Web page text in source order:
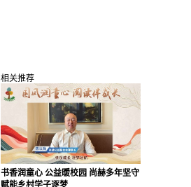
相关推荐
书香润童心 公益暖校园 尚赫多年坚守
赋能乡村学子逐梦